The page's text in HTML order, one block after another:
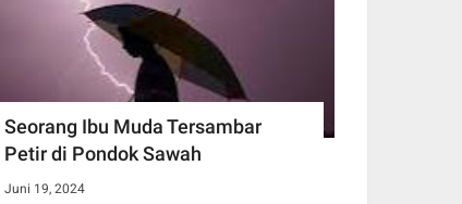
Seorang Ibu Muda Tersambar
Petir di Pondok Sawah
Juni 19, 2024